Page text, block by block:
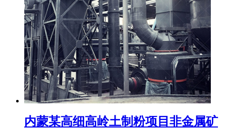
内蒙某高细高岭土制粉项目非金属矿